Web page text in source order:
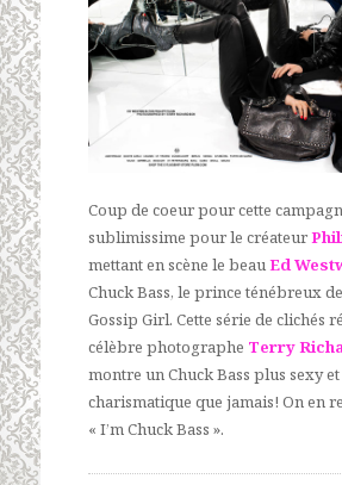
Coup de coeur pour cette
sublimissime pour le créateur
mettant en scène le beauEd
Chuck Bass, le prince ténébreux
Gossip Girl. Cette série de clichés
célèbre photographe Terry
montre un Chuck Bass plus sexy et
charismatique que jamais! On en
« I’m Chuck Bass ».